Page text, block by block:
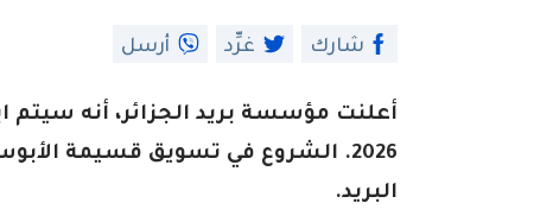
شارك غرِّد أرسل
البريد.